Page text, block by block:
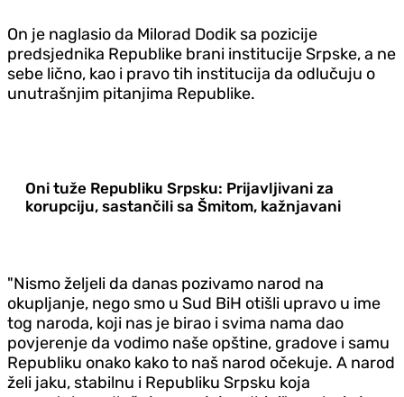
On je naglasio da Milorad Dodik sa pozicije
predsjednika Republike brani institucije Srpske, a ne
sebe lično, kao i pravo tih institucija da odlučuju o
unutrašnjim pitanjima Republike.
Oni tuže Republiku Srpsku: Prijavljivani za
korupciju, sastančili sa Šmitom, kažnjavani
"Nismo željeli da danas pozivamo narod na
okupljanje, nego smo u Sud BiH otišli upravo u ime
tog naroda, koji nas je birao i svima nama dao
povjerenje da vodimo naše opštine, gradove i samu
Republiku onako kako to naš narod očekuje. A narod
želi jaku, stabilnu i Republiku Srpsku koja